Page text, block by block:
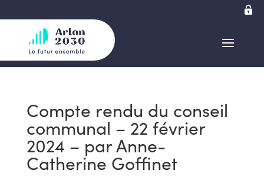
Compte rendu du conseil
communal – 22 février
2024 – par Anne-
Catherine Goffinet